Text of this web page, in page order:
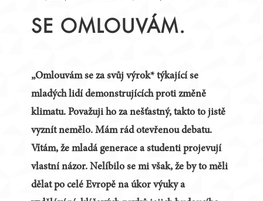
SE OMLOUVÁM.
„Omlouvám se za svůj výrok* týkající se
mladých lidí demonstrujících proti změně
klimatu. Považuji ho za nešťastný, takto to jistě
vyznít nemělo. Mám rád otevřenou debatu.
Vítám, že mladá generace a studenti projevují
vlastní názor. Nelíbilo se mi však, že by to měli
dělat po celé Evropě na úkor výuky a